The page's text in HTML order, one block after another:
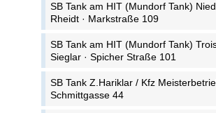
SB Tank am HIT (Mundorf Tank)
Rheidt · Markstraße 109
SB Tank am HIT (Mundorf Tank)
Sieglar · Spicher Straße 101
SB Tank Z.Hariklar / Kfz
Schmittgasse 44